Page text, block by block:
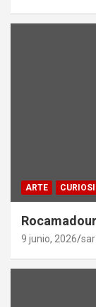
ARTE
9 junio, 2026